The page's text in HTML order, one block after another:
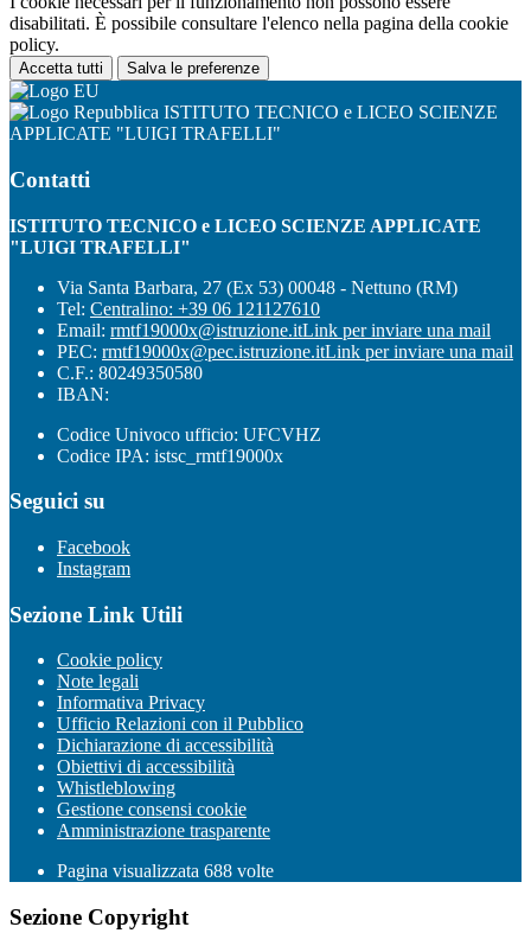
disabilitati. È possibile consultare l'elenco nella pagina della cookie
policy.
Accetta tutti Salva le preferenze
ISTITUTO TECNICO e LICEO SCIENZE
APPLICATE "LUIGI TRAFELLI"
Contatti
ISTITUTO TECNICO e LICEO SCIENZE APPLICATE
"LUIGI TRAFELLI"
Via Santa Barbara, 27 (Ex 53) 00048 - Nettuno (RM)
Tel: Centralino: +39 06 121127610
Email: rmtf19000x@istruzione.itLink per inviare una mail
PEC: rmtf19000x@pec.istruzione.itLink per inviare una mail
C.F.: 80249350580
IBAN:
Codice Univoco ufficio: UFCVHZ
Codice IPA: istsc_rmtf19000x
Seguici su
Facebook
Instagram
Sezione Link Utili
Cookie policy
Note legali
Informativa Privacy
Ufficio Relazioni con il Pubblico
Dichiarazione di accessibilità
Obiettivi di accessibilità
Whistleblowing
Gestione consensi cookie
Amministrazione trasparente
Pagina visualizzata 688 volte
Sezione Copyright